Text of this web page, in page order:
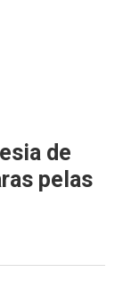
de
pelas